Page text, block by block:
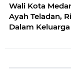
Wali Kota
Ayah Teladan,
Dalam Keluarga